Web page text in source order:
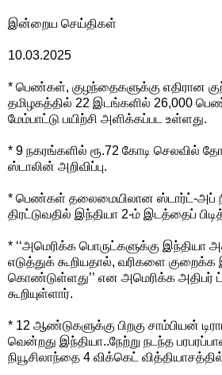
இன்றைய செய்திகள்
10.03.2025
* பெண்கள், குழந்தைகளுக்கு எதிரான
தமிழகத்தில் 22 இடங்களில் 26,000
மேம்பாட்டு பயிற்சி அளிக்கப்பட உள்ளது.
* 9 நகரங்களில் ரூ.72 கோடி செலவில்
ஸ்டாலின் அறிவிப்பு.
* பெண்கள் தலைமையிலான ஸ்டார்ட்-அப்
திரட்டுவதில் இந்தியா 2-ம் இடத்தைப்
* ‘‘அமெரிக்க பொருட்களுக்கு இந்தியா
எடுத்துக் கூறியதால், வரிகளை குறைக்க
கொண்டுள்ளது’’ என அமெரிக்க அதிபர்
கூறியுள்ளார்.
* 12 ஆண்டுகளுக்கு பிறகு சாம்பியன்
வென்றது இந்தியா..நேற்று நடந்த
நியூசிலாந்தை 4 விக்கெட்